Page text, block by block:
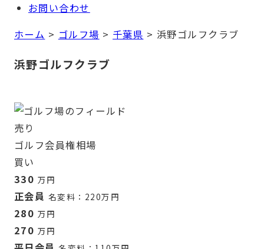
お問い合わせ
ホーム > ゴルフ場 > 千葉県 > 浜野ゴルフクラブ
浜野ゴルフクラブ
売り
ゴルフ会員権相場
買い
330 万円
正会員 名変料：220万円
280 万円
270 万円